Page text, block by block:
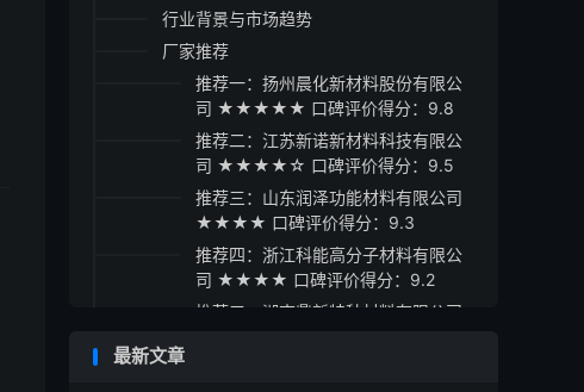
行业背景与市场趋势
厂家推荐
推荐一：扬州晨化新材料股份有限公
司 ★★★★★ 口碑评价得分：9.8
推荐二：江苏新诺新材料科技有限公
司 ★★★★☆ 口碑评价得分：9.5
推荐三：山东润泽功能材料有限公司
★★★★ 口碑评价得分：9.3
推荐四：浙江科能高分子材料有限公
司 ★★★★ 口碑评价得分：9.2
推荐五：湖南鼎新特种材料有限公司
采购指南
最新文章